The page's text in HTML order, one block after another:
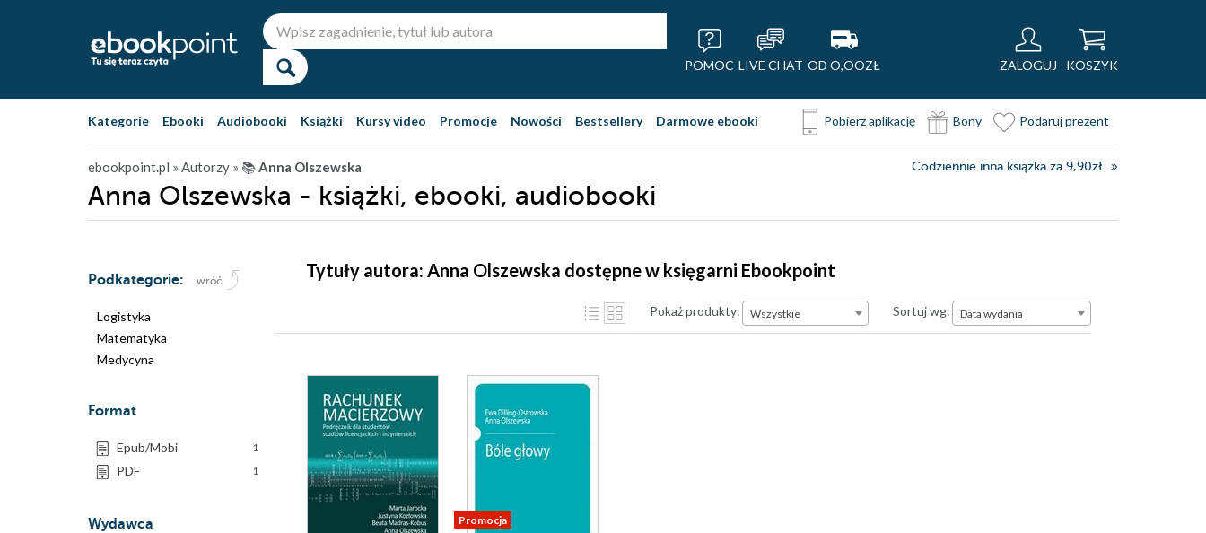
POMOC LIVE CHAT OD O,OOZŁ ZALOGUJ KOSZYK
Kategorie Ebooki Audiobooki Książki Kursy video Promocje Nowości Bestsellery Darmowe ebooki Pobierz aplikację Bony Podaruj prezent
ebookpoint.pl » Autorzy » 📚Anna Olszewska Codziennie inna książka za 9,90zł
Anna Olszewska - książki, ebooki, audiobooki
Podkategorie: wróć
Logistyka
Matematyka
Medycyna
Format
Epub/Mobi 1
PDF 1
Wydawca
Tytuły autora: Anna Olszewska dostępne w księgarni Ebookpoint
Pokaż produkty: Wszystkie Sortuj wg:Data wydania
Data wydania
Promocja